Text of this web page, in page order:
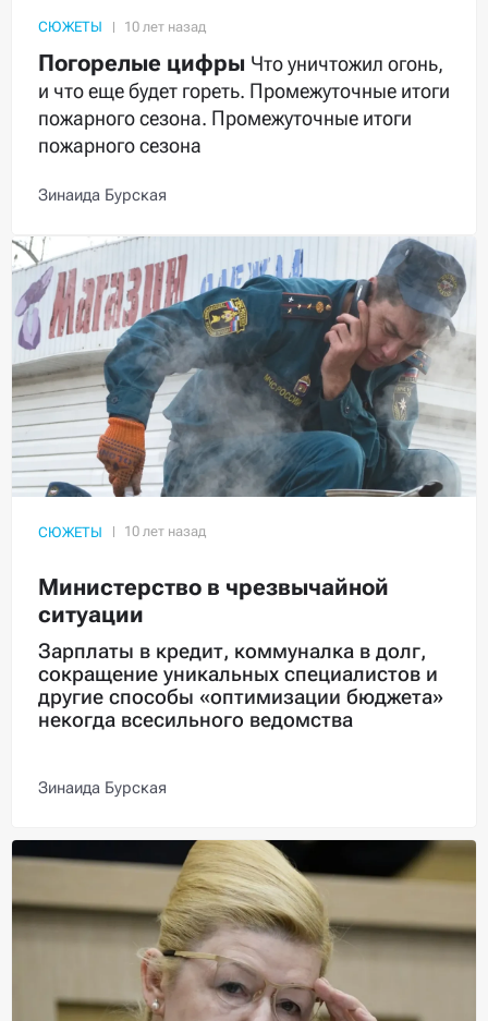
СЮЖЕТЫ
Погорелые цифры Что уничтожил огонь,
и что еще будет гореть. Промежуточные итоги
пожарного сезона. Промежуточные итоги
пожарного сезона
Зинаида Бурская
СЮЖЕТЫ
Министерство в чрезвычайной
ситуации
Зарплаты в кредит, коммуналка в долг,
сокращение уникальных специалистов и
другие способы «оптимизации бюджета»
некогда всесильного ведомства
Зинаида Бурская